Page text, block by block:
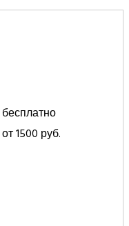
бесплатно
от 1500 руб.